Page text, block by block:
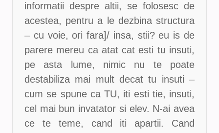
informatii despre altii, se folosesc de
acestea, pentru a le dezbina structura
– cu voie, ori fara]/ insa, stii? eu is de
parere mereu ca atat cat esti tu insuti,
pe asta lume, nimic nu te poate
destabiliza mai mult decat tu insuti –
cum se spune ca TU, iti esti tie, insuti,
cel mai bun invatator si elev. N-ai avea
ce te teme, cand iti apartii. Cand